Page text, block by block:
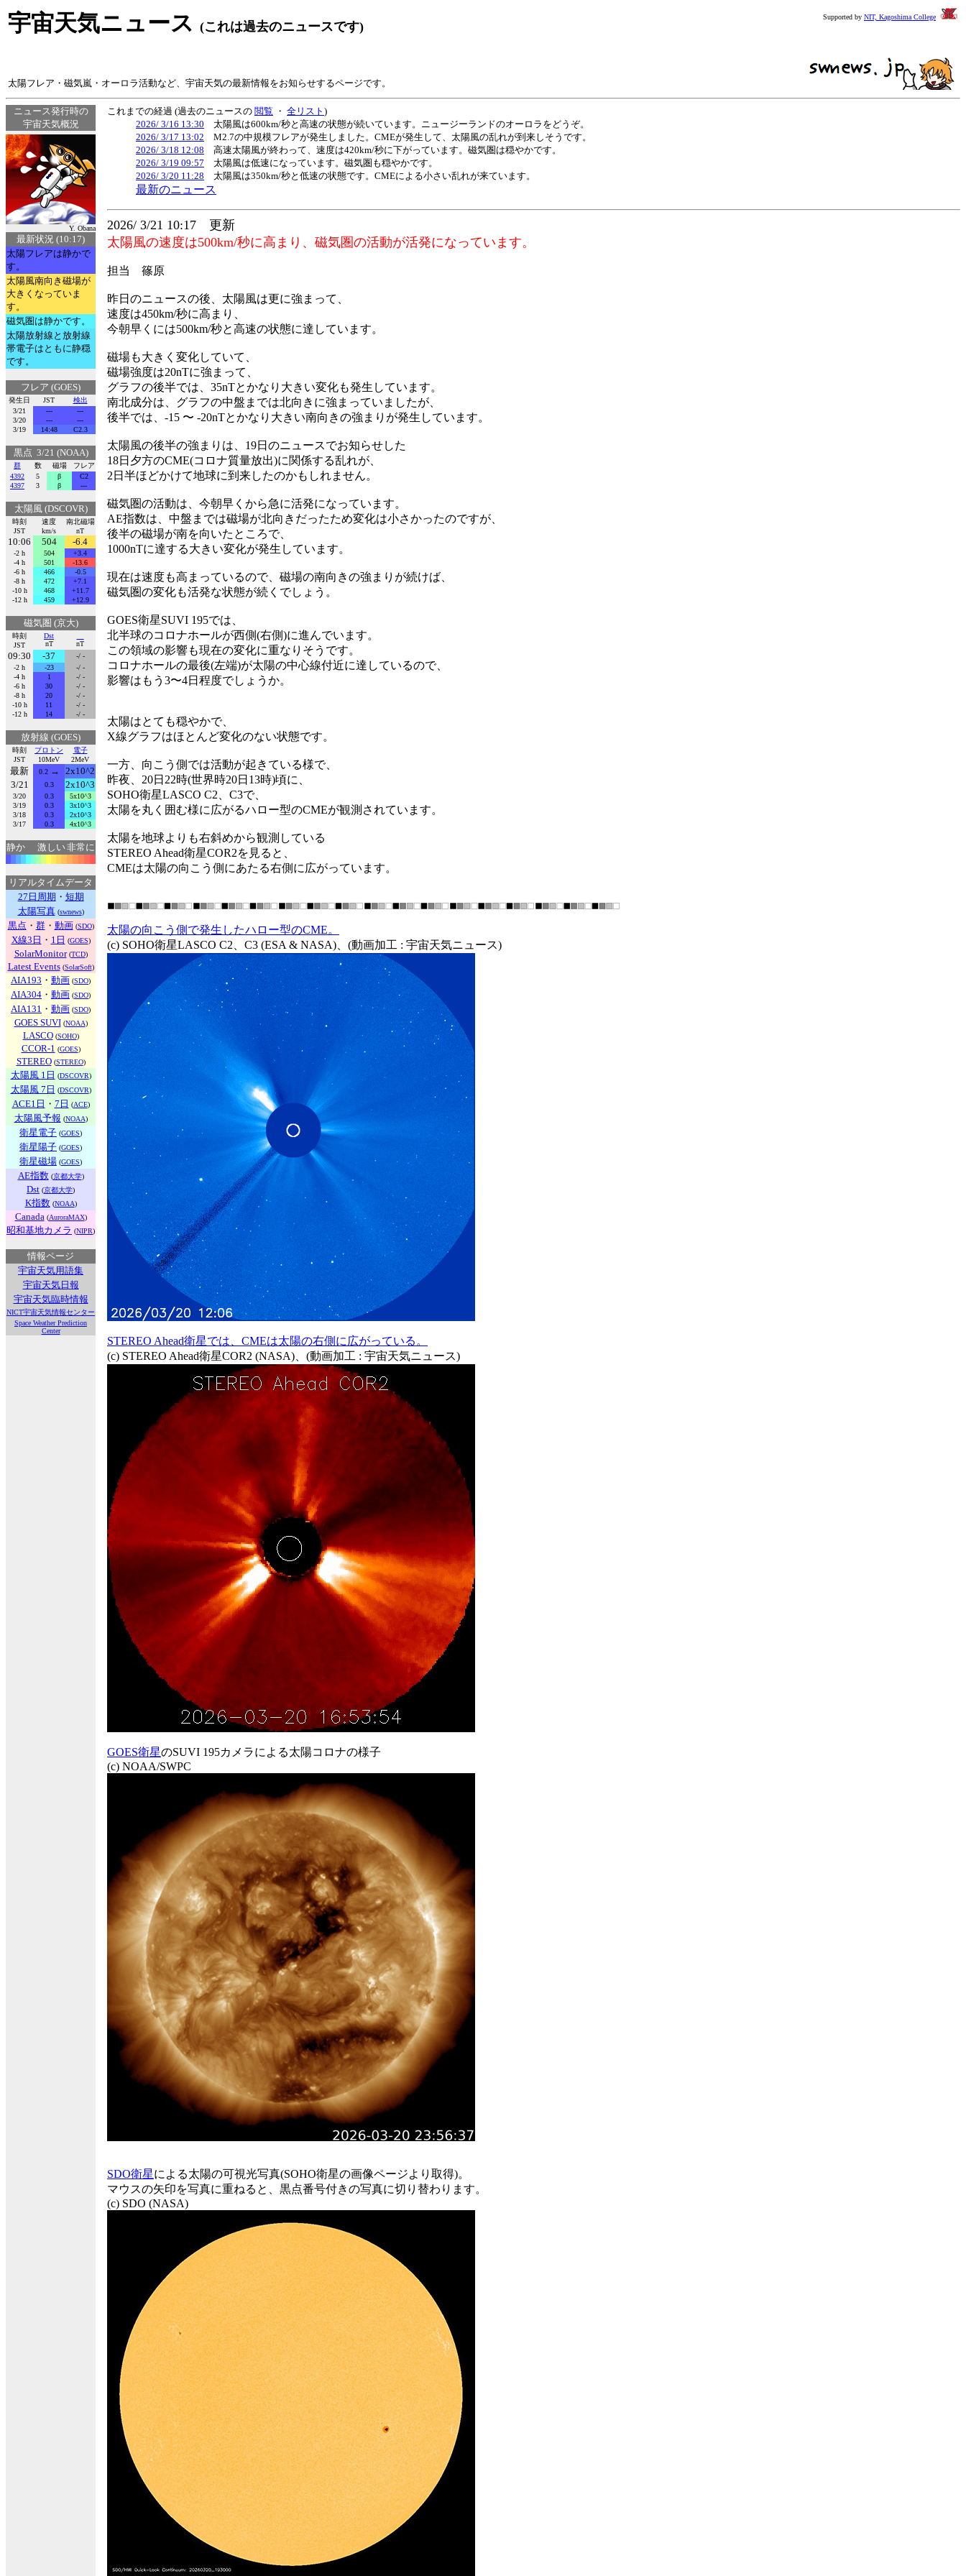
宇宙天気ニュース (これは過去のニュースです)
Supported by NIT, Kagoshima College
太陽フレア・磁気嵐・オーロラ活動など、宇宙天気の最新情報をお知らせするページです。
ニュース発行時の
宇宙天気概況
Y. Obana
最新状況 (10:17)
太陽フレアは静かで
す。
太陽風南向き磁場が
大きくなっていま
す。
磁気圏は静かです。
太陽放射線と放射線
帯電子はともに静穏
です。
フレア (GOES)
発生日 JST
検出
3/21
---
---
3/20
---
---
3/19
14:48 C2.3
黒点 3/21 (NOAA)
群 数 磁場
フレア
4392
5 β
C2
4397
3 β ---
太陽風 (DSCOVR)
時刻
JST
速度
km/s
南北磁場
nT
10:06 504 -6.4
-2 h 504
+3.4
-4 h
501
-13.6
-6 h
466
-0.5
-8 h
472
+7.1
-10 h
468
+11.7
-12 h
459 +12.9
磁気圏 (京大)
時刻
JST
Dst
nT
nT
09:30 -37
-/ -
-2 h
-23
-/ -
-4 h
1
-/ -
-6 h
30
-/ -
-8 h
20
-/ -
-10 h
11
-/ -
-12 h
14 -/ -
放射線 (GOES)
時刻
JST
プロトン
10MeV
電子
2MeV
最新 0.2→
2x10^2
3/21
0.3 2x10^3
3/20 0.3
5x10^3
3/19
0.3
3x10^3
3/18
0.3
2x10^3
3/17
0.3 4x10^3
静か 激しい非常に
リアルタイムデータ
27日周期 ・ 短期
太陽写真(swnews)
黒点 ・ 群・ 動画 (SDO)
X線3日 ・ 1日 (GOES)
SolarMonitor(TCD)
Latest Events(SolarSoft)
AIA193 ・ 動画 (SDO)
AIA304 ・ 動画 (SDO)
AIA131 ・ 動画 (SDO)
GOES SUVI (NOAA)
LASCO(SOHO)
CCOR-1 (GOES)
STEREO(STEREO)
太陽風 1日 (DSCOVR)
太陽風 7日 (DSCOVR)
ACE1日 ・ 7日 (ACE)
太陽風予報 (NOAA)
衛星電子 (GOES)
衛星陽子 (GOES)
衛星磁場 (GOES)
AE指数(京都大学)
Dst (京都大学)
K指数(NOAA)
Canada (AuroraMAX)
昭和基地カメラ (NIPR)
情報ページ
宇宙天気用語集
宇宙天気日報
宇宙天気臨時情報
NICT宇宙天気情報センター
Space Weather Prediction
Center
これまでの経過 (過去のニュースの 閲覧 ・ 全リスト )
2026/ 3/16 13:30 太陽風は600km/秒と高速の状態が続いています。ニュージーランドのオーロラをどうぞ。
2026/ 3/17 13:02 M2.7の中規模フレアが発生しました。CMEが発生して、太陽風の乱れが到来しそうです。
2026/ 3/18 12:08 高速太陽風が終わって、速度は420km/秒に下がっています。磁気圏は穏やかです。
2026/ 3/19 09:57 太陽風は低速になっています。磁気圏も穏やかです。
2026/ 3/20 11:28 太陽風は350km/秒と低速の状態です。CMEによる小さい乱れが来ています。
最新のニュース
2026/ 3/21 10:17 更新
太陽風の速度は500km/秒に高まり、磁気圏の活動が活発になっています。
担当 篠原
昨日のニュースの後、太陽風は更に強まって、
速度は450km/秒に高まり、
今朝早くには500km/秒と高速の状態に達しています。
磁場も大きく変化していて、
磁場強度は20nTに強まって、
グラフの後半では、35nTとかなり大きい変化も発生しています。
南北成分は、グラフの中盤までは北向きに強まっていましたが、
後半では、-15 〜 -20nTとかなり大きい南向きの強まりが発生しています。
太陽風の後半の強まりは、19日のニュースでお知らせした
18日夕方のCME(コロナ質量放出)に関係する乱れが、
2日半ほどかけて地球に到来したのかもしれません。
磁気圏の活動は、今朝早くから急に活発になっています。
AE指数は、中盤までは磁場が北向きだったため変化は小さかったのですが、
後半の磁場が南を向いたところで、
1000nTに達する大きい変化が発生しています。
現在は速度も高まっているので、磁場の南向きの強まりが続けば、
磁気圏の変化も活発な状態が続くでしょう。
GOES衛星SUVI 195では、
北半球のコロナホールが西側(右側)に進んでいます。
この領域の影響も現在の変化に重なりそうです。
コロナホールの最後(左端)が太陽の中心線付近に達しているので、
影響はもう3〜4日程度でしょうか。
太陽はとても穏やかで、
X線グラフはほとんど変化のない状態です。
一方、向こう側では活動が起きている様で、
昨夜、20日22時(世界時20日13時)頃に、
SOHO衛星LASCO C2、C3で、
太陽を丸く囲む様に広がるハロー型のCMEが観測されています。
太陽を地球よりも右斜めから観測している
STEREO Ahead衛星COR2を見ると、
CMEは太陽の向こう側にあたる右側に広がっています。
太陽の向こう側で発生したハロー型のCME。
(c) SOHO衛星LASCO C2、C3 (ESA & NASA)、(動画加工 : 宇宙天気ニュース)
STEREO Ahead衛星では、CMEは太陽の右側に広がっている。
(c) STEREO Ahead衛星COR2 (NASA)、(動画加工 : 宇宙天気ニュース)
GOES衛星のSUVI 195カメラによる太陽コロナの様子
(c) NOAA/SWPC
SDO衛星による太陽の可視光写真(SOHO衛星の画像ページより取得)。
マウスの矢印を写真に重ねると、黒点番号付きの写真に切り替わります。
(c) SDO (NASA)